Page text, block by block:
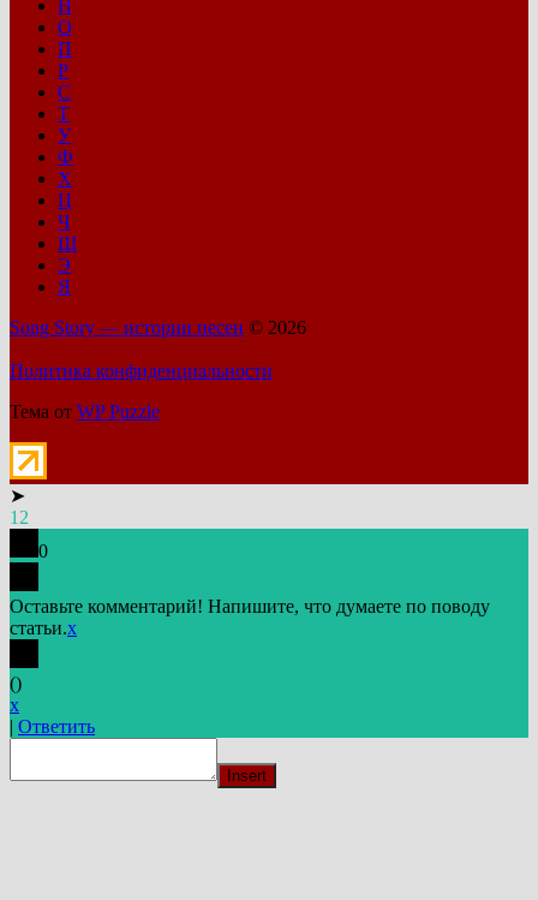
Н
О
П
Р
С
Т
У
Ф
Х
Ц
Ч
Ш
Э
Я
Song Story — истории песен © 2026
Политика конфиденциальности
Тема от WP Puzzle
➤
12
0
Оставьте комментарий! Напишите, что думаете по поводу
статьи.x
()
x
| Ответить
Insert